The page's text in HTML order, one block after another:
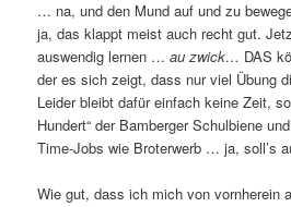
… na, und den Mund auf und zu
ja, das klappt meist auch recht gut.
auswendig lernen …au zwick… DAS
der es sich zeigt, dass nur viel Übung
Leider bleibt dafür einfach keine Zeit,
Hundert“ der Bamberger Schulbiene
Time-Jobs wie Broterwerb … ja, soll’s
Wie gut, dass ich mich von vornherein